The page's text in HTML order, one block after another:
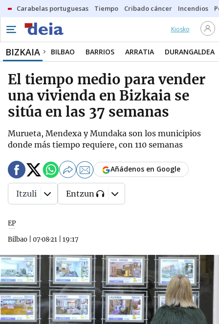
Carabelas portuguesas Tiempo Cribado cáncer Incendios
Kiosko
BIZKAIA BILBAO BARRIOS ARRATIA DURANGALDEA
El tiempo medio para vender
una vivienda en Bizkaia se
sitúa en las 37 semanas
Murueta, Mendexa y Mundaka son los municipios
donde más tiempo requiere, con 110 semanas
EP
Bilbao
07·08·21 19:17
Añádenos en Google
Itzuli Entzun